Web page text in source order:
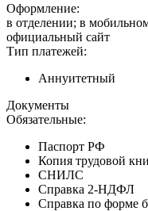
Оформление:
в отделении; в
официальный сайт
Тип платежей:
Аннуитетный
Документы
Обязательные:
Паспорт РФ
Копия трудовой
СНИЛС
Справка 2-НДФЛ
Справка по форме